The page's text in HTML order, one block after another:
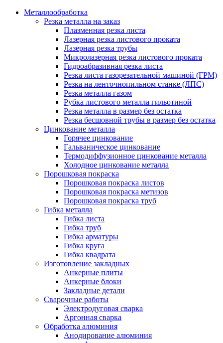
Металлообработка
Резка металла на заказ
Плазменная резка листа
Лазерная резка листового проката
Лазерная резка трубы
Микролазерная резка листового проката
Гидроабразивная резка листа
Резка листа газорезательной машиной (ГРМ)
Резка на ленточнопильном станке (ЛПС)
Резка металла газом
Рубка листового металла гильотиной
Резка металла в размер без остатка
Резка бесшовной трубы в размер без остатка
Цинкование металла
Горячее цинкование
Гальваническое цинкование
Термодиффузионное цинкование металла
Холодное цинкование металла
Порошковая покраска
Порошковая покраска листов
Порошковая покраска метизов
Порошковая покраска труб
Гибка металла
Гибка листа
Гибка труб
Гибка арматуры
Гибка круга
Гибка квадрата
Изготовление закладных
Анкерные плиты
Анкерные блоки
Закладные детали
Сварочные работы
Электродуговая сварка
Аргонная сварка
Обработка алюминия
Анодирование алюминия